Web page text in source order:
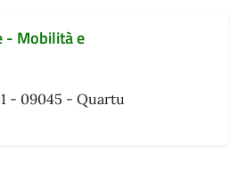
- Mobilità e
- 09045 - Quartu